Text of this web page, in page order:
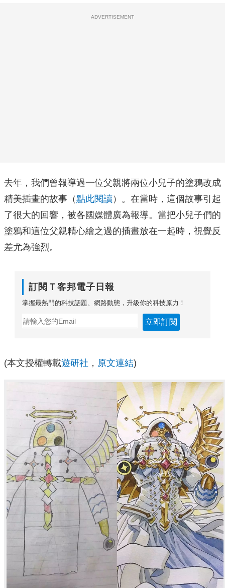
ADVERTISEMENT
去年，我們曾報導過一位父親將兩位小兒子的塗鴉改成
精美插畫的故事（點此閱讀）。在當時，這個故事引起
了很大的回響，被各國媒體廣為報導。當把小兒子們的
塗鴉和這位父親精心繪之過的插畫放在一起時，視覺反
差尤為強烈。
訂閱Ｔ客邦電子日報
掌握最熱門的科技話題、網路動態，升級你的科技原力！
立即訂閱
(本文授權轉載遊研社 ， 原文連結)